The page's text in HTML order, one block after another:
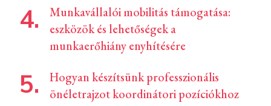
Munkavállalói mobilitás támogatása:
eszközök és lehetőségek a
munkaerőhiány enyhítésére
Hogyan készítsünk professzionális
önéletrajzot koordinátori pozíciókhoz